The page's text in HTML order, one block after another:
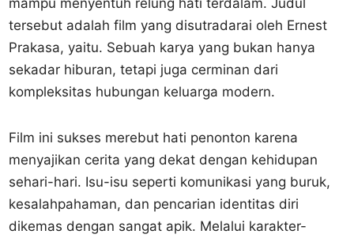
mampu menyentuh relung hati terdalam. Judul
tersebut adalah film yang disutradarai oleh Ernest
Prakasa, yaitu. Sebuah karya yang bukan hanya
sekadar hiburan, tetapi juga cerminan dari
kompleksitas hubungan keluarga modern.
Film ini sukses merebut hati penonton karena
menyajikan cerita yang dekat dengan kehidupan
sehari-hari. Isu-isu seperti komunikasi yang buruk,
kesalahpahaman, dan pencarian identitas diri
dikemas dengan sangat apik. Melalui karakter-